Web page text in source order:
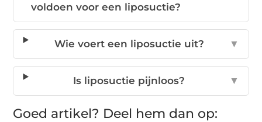
voldoen voor een liposuctie?
Wie voert een liposuctie uit? ▼
Is liposuctie pijnloos? ▼
Goed artikel? Deel hem dan op: